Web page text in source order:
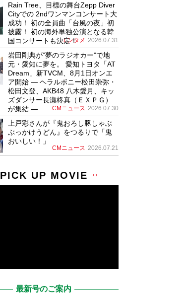
Rain Tree、目標の舞台Zepp Diver
Cityでの 2ndワンマンコンサート大
成功！ 初の全員曲「台風の夜」初
披露！ 初の海外単独公演となる韓
国コンサートも決定！
エンタメ 2026.07.31
岩田剛典が”夢のラジオカー”で地
元・愛知に夢を。 愛知トヨタ「AT
Dream」新TVCM、8月1日オンエ
ア開始 ― ヘラルボニー松田崇弥・
松田文登、AKB48 八木愛月、キッ
ズダンサー長瀬柊真（ＥＸＰＧ）
が集結 ―
CMニュース 2026.07.30
上戸彩さんが『鬼おろし豚しゃぶ
ぶっかけうどん』をつるりで「鬼
おいしい！」
CMニュース 2026.07.21
PICK UP MOVIE
最新号のご案内